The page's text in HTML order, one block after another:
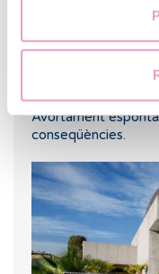
Avortament
conseqüències.